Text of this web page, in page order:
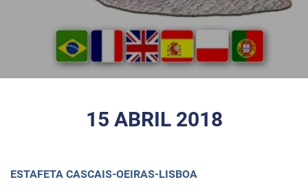
15 ABRIL 2018
ESTAFETA CASCAIS-OEIRAS-LISBOA